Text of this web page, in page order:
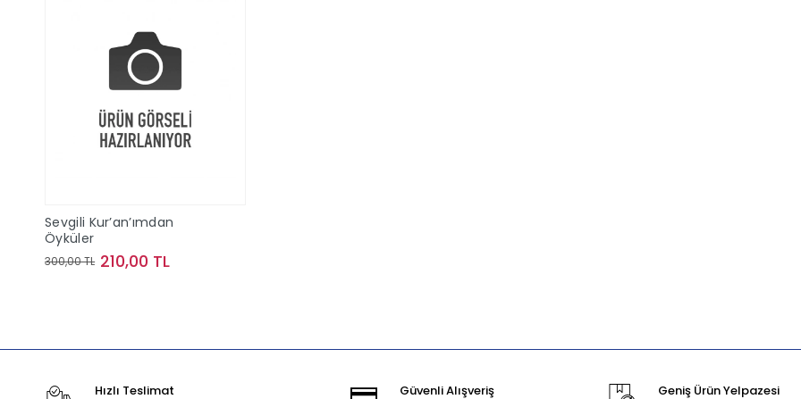
Sevgili Kur’an’ımdan
Öyküler
300,00 TL 210,00 TL
Hızlı Teslimat Güvenli Alışveriş Geniş Ürün Yelpazesi